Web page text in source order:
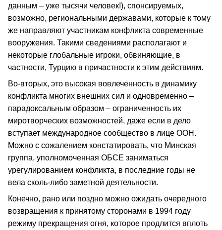
данным – уже тысячи человек!), спонсируемых,
возможно, региональными державами, которые к тому
же направляют участникам конфликта современные
вооружения. Такими сведениями располагают и
некоторые глобальные игроки, обвиняющие, в
частности, Турцию в причастности к этим действиям.
Во-вторых, это высокая вовлеченность в динамику
конфликта многих внешних сил и одновременно –
парадоксальным образом – ограниченность их
миротворческих возможностей, даже если в дело
вступает международное сообщество в лице ООН.
Можно с сожалением констатировать, что Минская
группа, уполномоченная ОБСЕ заниматься
урегулированием конфликта, в последние годы не
вела сколь-либо заметной деятельности.
Конечно, рано или поздно можно ожидать очередного
возвращения к принятому сторонами в 1994 году
режиму прекращения огня, которое продлится вплоть